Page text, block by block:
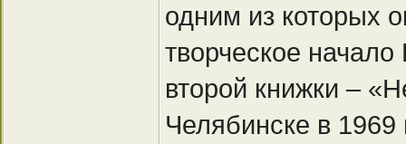
одним из которых
творческое
второй книжки –
Челябинске в